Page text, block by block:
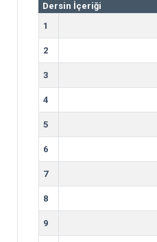
Dersin İçeriği
1
2
3
4
5
6
7
8
9